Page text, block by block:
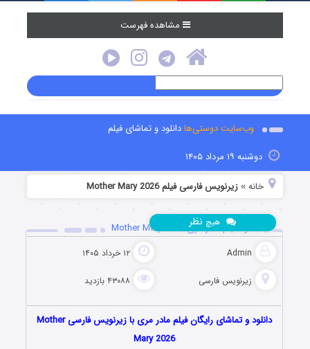
مشاهده فهرست
وب‌سایت دوستی‌هادانلود و تماشای فیلم
دوشنبه ۱۹ مرداد ۱۴۰۵
خانه »زیرنویس فارسی فیلم Mother Mary 2026
دانلود فیلم مادر مری Mother Mary 2026
Admin ۱۲ خرداد ۱۴۰۵
زیرنویس فارسی ۴۳۰۸۸ بازدید
هیچ نظر
دانلود و تماشای رایگان فیلم مادر مری با زیرنویس فارسی Mother
Mary 2026